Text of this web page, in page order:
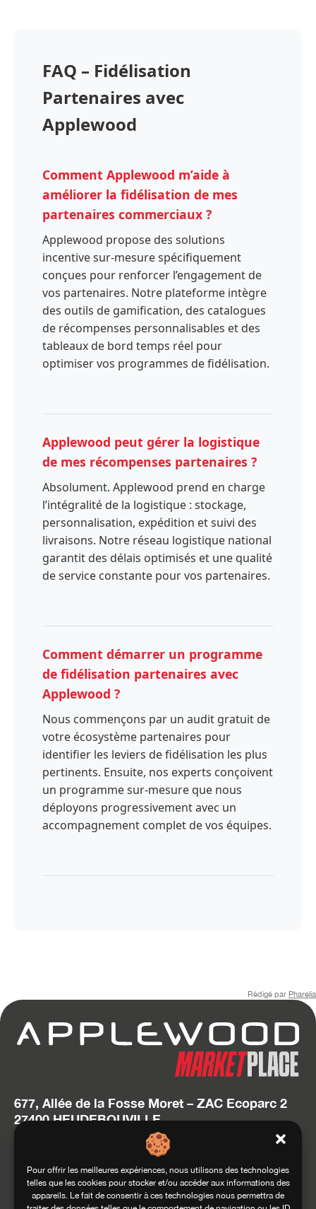
Pour offrir les meilleures expériences, nous utilisons des technologies
telles que les cookies pour stocker et/ou accéder aux informations des
appareils. Le fait de consentir à ces technologies nous permettra de
FAQ – Fidélisation
Partenaires avec
Applewood
Comment Applewood m’aide à
améliorer la fidélisation de mes
partenaires commerciaux ?
Applewood propose des solutions
incentive sur-mesure spécifiquement
conçues pour renforcer l’engagement de
vos partenaires. Notre plateforme intègre
des outils de gamification, des catalogues
de récompenses personnalisables et des
tableaux de bord temps réel pour
optimiser vos programmes de fidélisation.
Applewood peut gérer la logistique
de mes récompenses partenaires ?
Absolument. Applewood prend en charge
l’intégralité de la logistique : stockage,
personnalisation, expédition et suivi des
livraisons. Notre réseau logistique national
garantit des délais optimisés et une qualité
de service constante pour vos partenaires.
Comment démarrer un programme
de fidélisation partenaires avec
Applewood ?
Nous commençons par un audit gratuit de
votre écosystème partenaires pour
identifier les leviers de fidélisation les plus
pertinents. Ensuite, nos experts conçoivent
un programme sur-mesure que nous
déployons progressivement avec un
accompagnement complet de vos équipes.
Rédigé par Pharelia
677, Allée de la Fosse Moret – ZAC Ecoparc 2
27400 HEUDEBOUVILLE
hello@applewood.fr
Accédez au site Squadra Group